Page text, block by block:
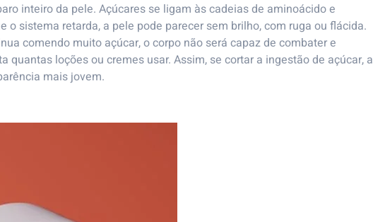
inteiro da pele. Açúcares se ligam às cadeias de aminoácido e
o sistema retarda, a pele pode parecer sem brilho, com ruga ou flácida.
comendo muito açúcar, o corpo não será capaz de combater e
quantas loções ou cremes usar. Assim, se cortar a ingestão de açúcar, a
mais jovem.